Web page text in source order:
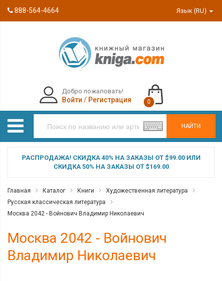
888-564-4664 Язык (RU)
НАЙТИ
Добро пожаловать!
Войти / Регистрация 0
РАСПРОДАЖА! СКИДКА 40% НА ЗАКАЗЫ ОТ $99.00 ИЛИ
СКИДКА 50% НА ЗАКАЗЫ ОТ $169.00
Главная Каталог Книги
Художественная литература
Русская классическая литература
Москва 2042 - Войнович Владимир Николаевич
Москва 2042 - Войнович
Владимир Николаевич